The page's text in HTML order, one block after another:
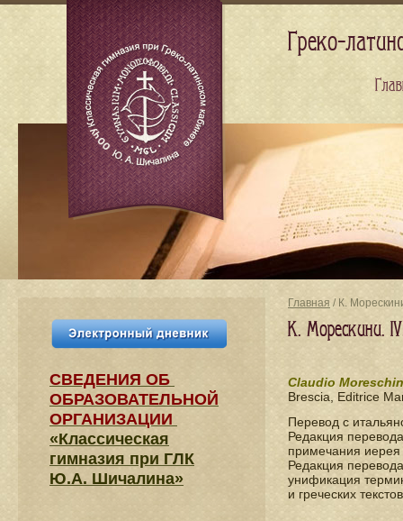
Главная / К.
К. Морескини.
Claudio
Brescia, Editrice
Перевод с
Редакция
примечания иерея
Редакция
унификация
и греческих
СВЕДЕНИЯ​ ОБ
ОБРАЗОВАТЕЛЬНОЙ
ОРГАНИЗАЦИИ
«Классическая
гимназия при ГЛК
Ю.А. Шичалина»
Греко-